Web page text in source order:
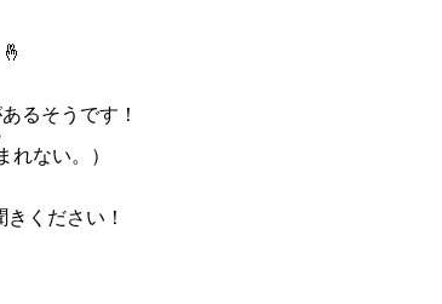
るそうです！
れない。）
ください！